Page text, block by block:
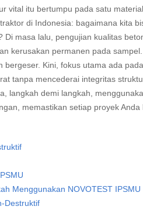
vital itu bertumpu pada satu
di Indonesia: bagaimana kita
masa lalu, pengujian kualitas
kerusakan permanen pada
Kini, fokus utama ada
tanpa mencederai integritas
langkah demi langkah,
memastikan setiap proyek
Menggunakan NOVOTEST IPSMU
Destruktif